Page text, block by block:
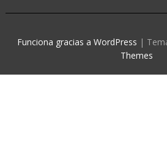
Funciona gracias a WordPress |
Themes